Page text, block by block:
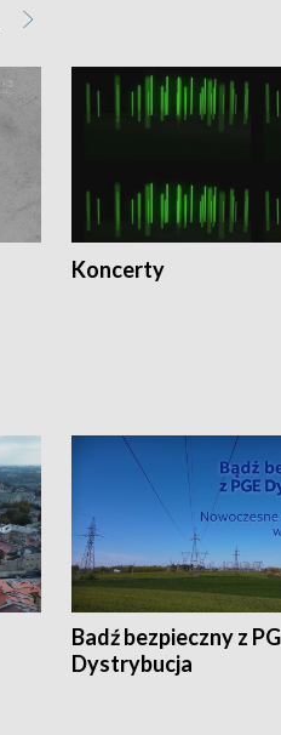
Koncerty
Badź bezpieczny z
Dystrybucja